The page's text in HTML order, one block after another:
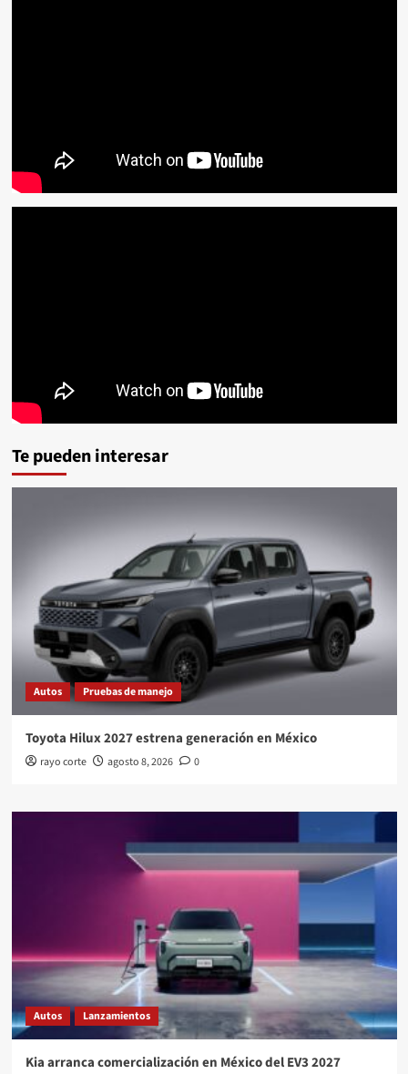
Te pueden interesar
Autos Pruebas de manejo
Toyota Hilux 2027 estrena generación en México
rayo corte agosto 8, 2026 0
Autos Lanzamientos
Kia arranca comercialización en México del EV3 2027